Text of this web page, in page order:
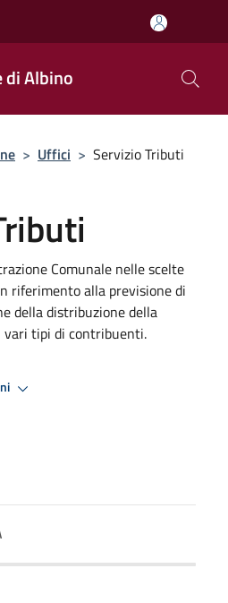
di Albino
> Uffici > Servizio Tributi
Comunale nelle scelte
riferimento alla previsione di
della distribuzione della
tipi di contribuenti.